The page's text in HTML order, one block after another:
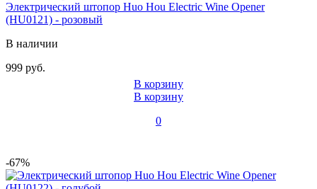
Электрический штопор Huo Hou Electric Wine Opener
(HU0121) - розовый
В наличии
999 руб.
В корзину
В корзину
0
-67%